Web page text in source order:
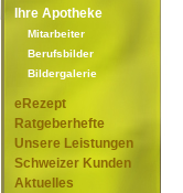
Ihre Apotheke
Mitarbeiter
Berufsbilder
Bildergalerie
eRezept
Ratgeberhefte
Unsere Leistungen
Schweizer Kunden
Aktuelles